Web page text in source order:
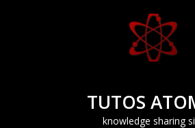
TUTOS
knowledge sharing